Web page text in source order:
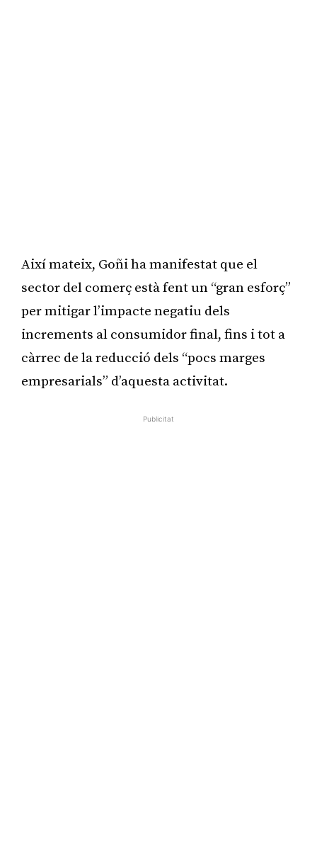
Així mateix, Goñi ha manifestat que el
sector del comerç està fent un “gran esforç”
per mitigar l’impacte negatiu dels
increments al consumidor final, fins i tot a
càrrec de la reducció dels “pocs marges
empresarials” d’aquesta activitat.
Publicitat